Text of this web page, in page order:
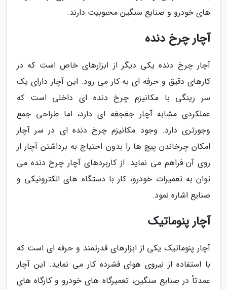
های خودرو و صنایع سنگین محبوبیت دارند.
آچار چرخ دنده
آچار چرخ دنده یکی دیگر از ابزارهای خاص است که در
کارهای دقیق و حرفه ای به کار می رود. این آچار دارای یک
سر رینگی با مکانیزم چرخ دنده ای داخلی است که
عملکردی مشابه آچار جغجغه ای دارد، اما طراحی جمع
وجورتری دارد. وجود مکانیزم چرخ دنده ای در سر آچار
امکان چرخاندن پیچ ها را بدون احتیاج به برداشتن آچار از
روی آن فراهم می نماید. از کاربردهای آچار چرخ دنده می
توان به تعمیرات خودرو، کار با دستگاه های الکترونیکی و
صنایع اشاره نمود.
آچار پنوماتیک
آچار پنوماتیک یکی از ابزارهای قدرتمند و حرفه ای است که
با استفاده از نیروی هوای فشرده کار می نماید. این آچار
عمدتاً در صنایع سنگین، تعمیرگاه های خودرو و کارگاه های